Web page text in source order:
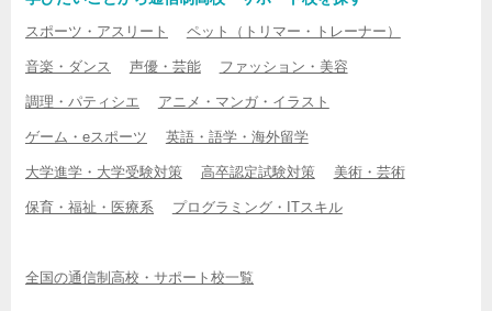
スポーツ・アスリート ペット（トリマー・トレーナー）
音楽・ダンス 声優・芸能 ファッション・美容
調理・パティシエ アニメ・マンガ・イラスト
ゲーム・eスポーツ 英語・語学・海外留学
大学進学・大学受験対策 高卒認定試験対策 美術・芸術
保育・福祉・医療系 プログラミング・ITスキル
全国の通信制高校・サポート校一覧